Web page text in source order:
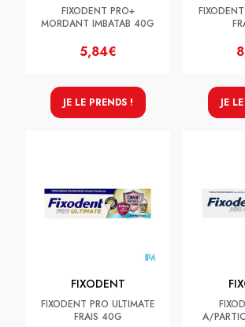
FIXODENT PRO+
MORDANT IMBATAB 40G
5,84€
JE LE PRENDS ! JE
FIXODENT
FIXODENT PRO ULTIMATE
FRAIS 40G
A/